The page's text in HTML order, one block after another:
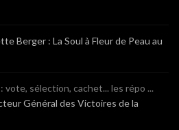
Berger : La Soul à Fleur de Peau au
vote, sélection, cachet... les répo ...
Général des Victoires de la